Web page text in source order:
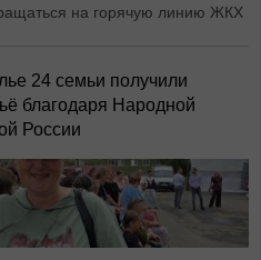
на горячую линию ЖКХ
24 семьи получили
благодаря Народной
России